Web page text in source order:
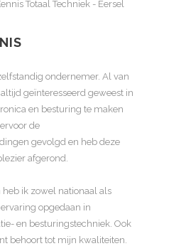
ondernemer. Al van
geïnteresseerd geweest in
en besturing te maken
de
gevolgd en heb deze
afgerond.
heb ik zowel nationaal als
opgedaan in
en besturingstechniek. Ook
behoort tot mijn kwaliteiten.